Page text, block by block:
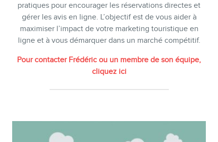
Formations marketing en ligne
Formations marketing de
groupe
Consultations
Audits web (SEO) et IA (GEO)
Ebooks
pratiques pour encourager les réservations directes et
gérer les avis en ligne. L’objectif est de vous aider à
maximiser l’impact de votre marketing touristique en
ligne et à vous démarquer dans un marché compétitif.
Pour contacter Frédéric ou un membre de son équipe,
cliquez ici